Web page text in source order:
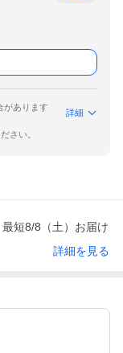
があります
詳細
さい。
短8/8（土）お届け
詳細を見る